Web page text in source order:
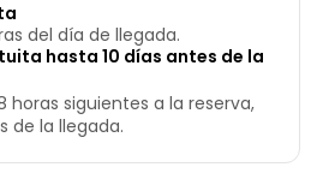
del día de llegada.
hasta 10 días antes de la
horas siguientes a la reserva,
de la llegada.